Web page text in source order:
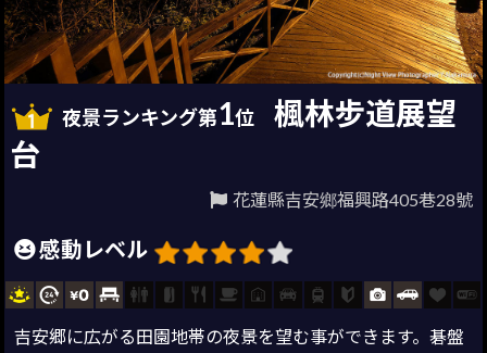
夜景ランキング第1位楓林步道展望
台
花蓮縣吉安鄉福興路405巷28號
感動レベル
吉安郷に広がる田園地帯の夜景を望む事ができます。碁盤